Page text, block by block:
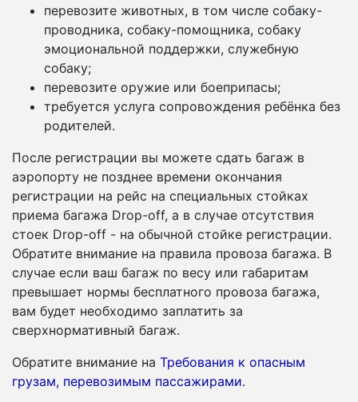
перевозите животных, в том числе собаку-
проводника, собаку-помощника, собаку
эмоциональной поддержки, служебную
собаку;
перевозите оружие или боеприпасы;
требуется услуга сопровождения ребёнка без
родителей.
После регистрации вы можете сдать багаж в
аэропорту не позднее времени окончания
регистрации на рейс на специальных стойках
приема багажа Drop-off, а в случае отсутствия
стоек Drop-off - на обычной стойке регистрации.
Обратите внимание на правила провоза багажа. В
случае если ваш багаж по весу или габаритам
превышает нормы бесплатного провоза багажа,
вам будет необходимо заплатить за
сверхнормативный багаж.
Обратите внимание на Требования к опасным
грузам, перевозимым пассажирами.